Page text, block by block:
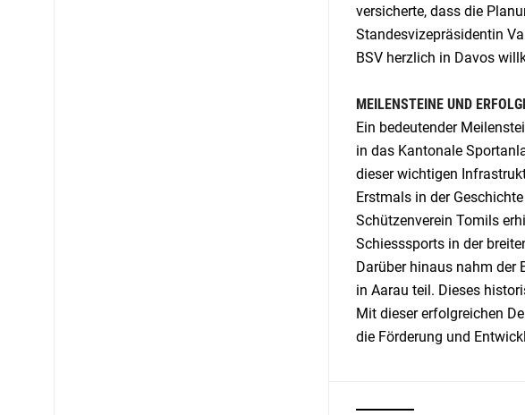
versicherte, dass die
Standesvizepräsidentin
BSV herzlich in Davos
MEILENSTEINE UND
Ein bedeutender
in das Kantonale
dieser wichtigen
Erstmals in der
Schützenverein Tomils
Schiesssports in der
Darüber hinaus nahm der
in Aarau teil. Dieses
Mit dieser erfolgreichen
die Förderung und